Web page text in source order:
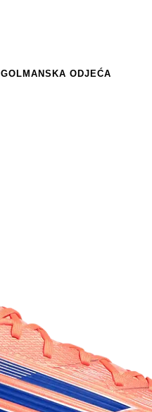
GOLMANSKA ODJEĆA